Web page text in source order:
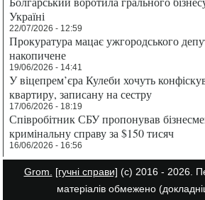
Україні
22/07/2026 - 12:59
Прокуратура мацає ужгородського
накопичене
19/06/2026 - 14:41
У віцепрем’єра Кулеби хочуть
квартиру, записану на сестру
17/06/2026 - 18:19
Співробітник СБУ пропонував
кримінальну справу за $150 тисяч
16/06/2026 - 16:56
Grom. [гучні справи] (с) 2016 - 2026.
матеріалів обмежено